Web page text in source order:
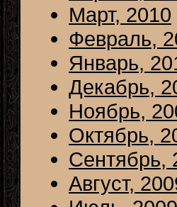
Март, 2010
Февраль,
Январь,
Декабрь,
Ноябрь,
Октябрь,
Сентябрь,
Август,